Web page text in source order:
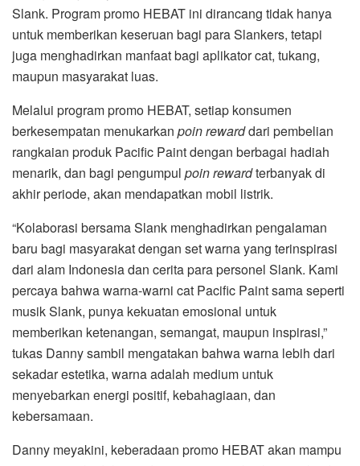
Slank. Program promo HEBAT ini dirancang tidak hanya
untuk memberikan keseruan bagi para Slankers, tetapi
juga menghadirkan manfaat bagi aplikator cat, tukang,
maupun masyarakat luas.
Melalui program promo HEBAT, setiap konsumen
berkesempatan menukarkan poin rewarddari pembelian
rangkaian produk Pacific Paint dengan berbagai hadiah
menarik, dan bagi pengumpul poin rewardterbanyak di
akhir periode, akan mendapatkan mobil listrik.
“Kolaborasi bersama Slank menghadirkan pengalaman
baru bagi masyarakat dengan set warna yang terinspirasi
dari alam Indonesia dan cerita para personel Slank. Kami
percaya bahwa warna-warni cat Pacific Paint sama seperti
musik Slank, punya kekuatan emosional untuk
memberikan ketenangan, semangat, maupun inspirasi,”
tukas Danny sambil mengatakan bahwa warna lebih dari
sekadar estetika, warna adalah medium untuk
menyebarkan energi positif, kebahagiaan, dan
kebersamaan.
Danny meyakini, keberadaan promo HEBAT akan mampu